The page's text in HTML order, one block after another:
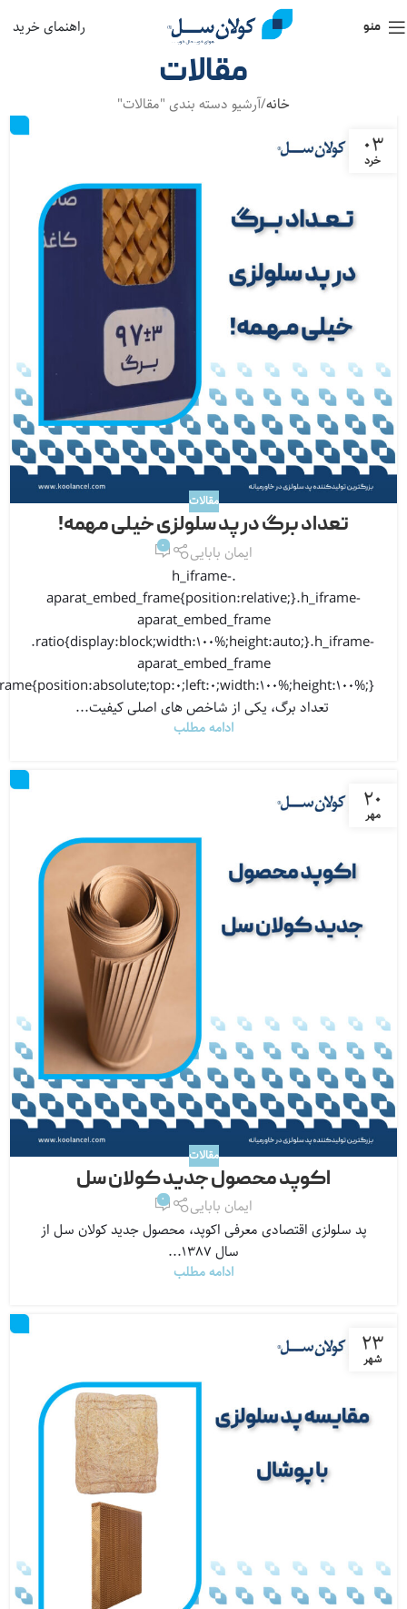
منو راهنمای خرید
مقالات
خانه آرشیو دسته بندی "مقالات"
۰۳
خرد
مقالات
تعداد برگ در پد سلولزی خیلی مهمه!
ایمان بابایی 0
.h_iframe-
aparat_embed_frame{position:relative;}.h_iframe-
aparat_embed_frame
.ratio{display:block;width:100%;height:auto;}.h_iframe-
aparat_embed_frame
تعداد برگ، یکی از شاخص های اصلی کیفیت...
ادامه مطلب
۲۰
مهر
مقالات
اکوپد محصول جدید کولان‌ سل
ایمان بابایی 0
پد سلولزی اقتصادی معرفی اکوپد، محصول جدید کولان سل از
سال ۱۳۸۷...
ادامه مطلب
۲۳
شهر